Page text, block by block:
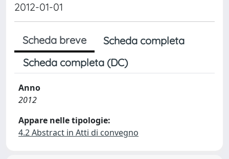
2012-01-01
Scheda breve
Scheda completa
Scheda completa (DC)
Anno
2012
Appare nelle tipologie:
4.2 Abstract in Atti di convegno